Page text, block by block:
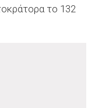
το 132